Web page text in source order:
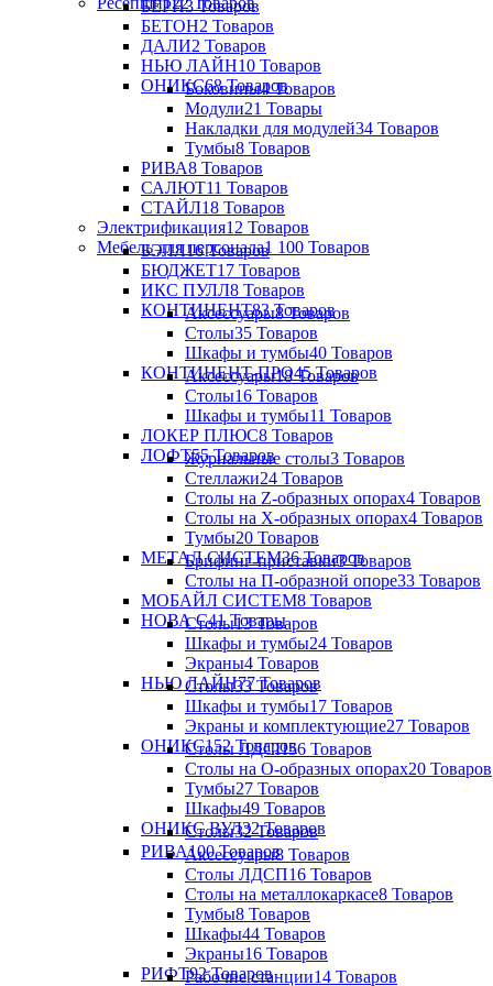
БЕРН3 Товаров
БЕТОН2 Товаров
ДАЛИ2 Товаров
НЬЮ ЛАЙН10 Товаров
ОНИКС68 Товаров
Боковины4 Товаров
Модули21 Товары
Накладки для модулей34 Товаров
Тумбы8 Товаров
РИВА8 Товаров
САЛЮТ11 Товаров
СТАЙЛ18 Товаров
Электрификация12 Товаров
Мебель для персонала1 100 Товаров
БЭЛЛ16 Товаров
БЮДЖЕТ17 Товаров
ИКС ПУЛЛ8 Товаров
КОНТИНЕНТ83 Товаров
Аксессуары8 Товаров
Столы35 Товаров
Шкафы и тумбы40 Товаров
КОНТИНЕНТ-ПРО45 Товаров
Аксессуары18 Товаров
Столы16 Товаров
Шкафы и тумбы11 Товаров
ЛОКЕР ПЛЮС8 Товаров
ЛОФТ55 Товаров
Журнальные столы3 Товаров
Стеллажи24 Товаров
Столы на Z-образных опорах4 Товаров
Столы на Х-образных опорах4 Товаров
Тумбы20 Товаров
МЕТАЛ СИСТЕМ36 Товаров
Брифинг-приставки3 Товаров
Столы на П-образной опоре33 Товаров
МОБАЙЛ СИСТЕМ8 Товаров
НОВА С41 Товары
Столы13 Товаров
Шкафы и тумбы24 Товаров
Экраны4 Товаров
НЬЮ ЛАЙН77 Товаров
Столы33 Товаров
Шкафы и тумбы17 Товаров
Экраны и комплектующие27 Товаров
ОНИКС152 Товаров
Столы ЛДСП56 Товаров
Столы на О-образных опорах20 Товаров
Тумбы27 Товаров
Шкафы49 Товаров
ОНИКС ВУД32 Товаров
Столы32 Товаров
РИВА100 Товаров
Аксессуары8 Товаров
Столы ЛДСП16 Товаров
Столы на металлокаркасе8 Товаров
Тумбы8 Товаров
Шкафы44 Товаров
Экраны16 Товаров
РИФТ92 Товаров
Рабочие станции14 Товаров